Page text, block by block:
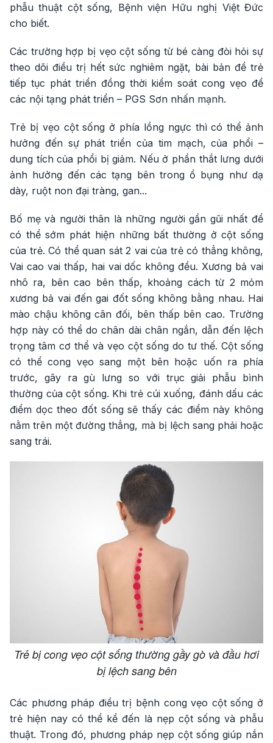
phẫu thuật cột sống, Bệnh viện Hữu nghị Việt Đức
cho biết.
Các trường hợp bị vẹo cột sống từ bé càng đòi hỏi sự
theo dõi điều trị hết sức nghiêm ngặt, bài bản để trẻ
tiếp tục phát triển đồng thời kiểm soát cong vẹo để
các nội tạng phát triển – PGS Sơn nhấn mạnh.
Trẻ bị vẹo cột sống ở phía lồng ngực thì có thể ảnh
hưởng đến sự phát triển của tim mạch, của phổi –
dung tích của phổi bị giảm. Nếu ở phần thắt lưng dưới
ảnh hưởng đến các tạng bên trong ổ bụng như dạ
dày, ruột non đại tràng, gan...
Bố mẹ và người thân là những người gần gũi nhất để
có thể sớm phát hiện những bất thường ở cột sống
của trẻ. Có thể quan sát 2 vai của trẻ có thẳng không,
Vai cao vai thấp, hai vai dốc không đều. Xương bả vai
nhô ra, bên cao bên thấp, khoảng cách từ 2 mỏm
xương bả vai đến gai đốt sống không bằng nhau. Hai
mào chậu không cân đối, bên thấp bên cao. Trường
hợp này có thể do chân dài chân ngắn, dẫn đến lệch
trọng tâm cơ thể và vẹo cột sống do tư thế. Cột sống
có thể cong vẹo sang một bên hoặc uốn ra phía
trước, gây ra gù lưng so với trục giải phẫu bình
thường của cột sống. Khi trẻ cúi xuống, đánh dấu các
điểm dọc theo đốt sống sẽ thấy các điểm này không
nằm trên một đường thẳng, mà bị lệch sang phải hoặc
sang trái.
Trẻ bị cong vẹo cột sống thường gầy gò và đầu hơi
bị lệch sang bên
Các phương pháp điều trị bệnh cong vẹo cột sống ở
trẻ hiện nay có thể kể đến là nẹp cột sống và phẫu
thuật. Trong đó, phương pháp nẹp cột sống giúp nắn